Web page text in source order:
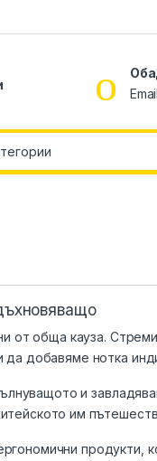
от обща кауза.
добавяме нотка
и
им
продукти,